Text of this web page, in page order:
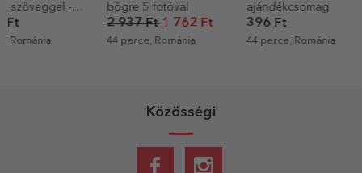
bögre 5 fotóval
2 937 Ft 1 762 Ft
44 perce, Románia
ajándékcsomag
396 Ft
44 perce, Románia
puzzle
2 órája,
Közösségi